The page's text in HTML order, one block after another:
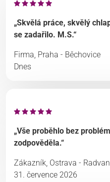
„Skvělá práce, skvělý
se zadařilo. M.S.“
Firma, Praha - Běchovice
Dnes
„Vše proběhlo bez
zodpověděla.“
Zákazník, Ostrava -
31. července 2026